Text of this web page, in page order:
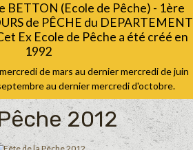
BETTON (Ecole de Pêche) - 1ère
de PÊCHE du DEPARTEMENT
Ex Ecole de Pêche a été créé en
1992
de mars au dernier mercredi de juin
au dernier mercredi d'octobre.
2012